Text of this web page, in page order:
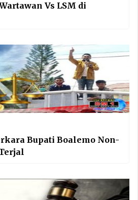
Vs LSM di
Bupati Boalemo Non-